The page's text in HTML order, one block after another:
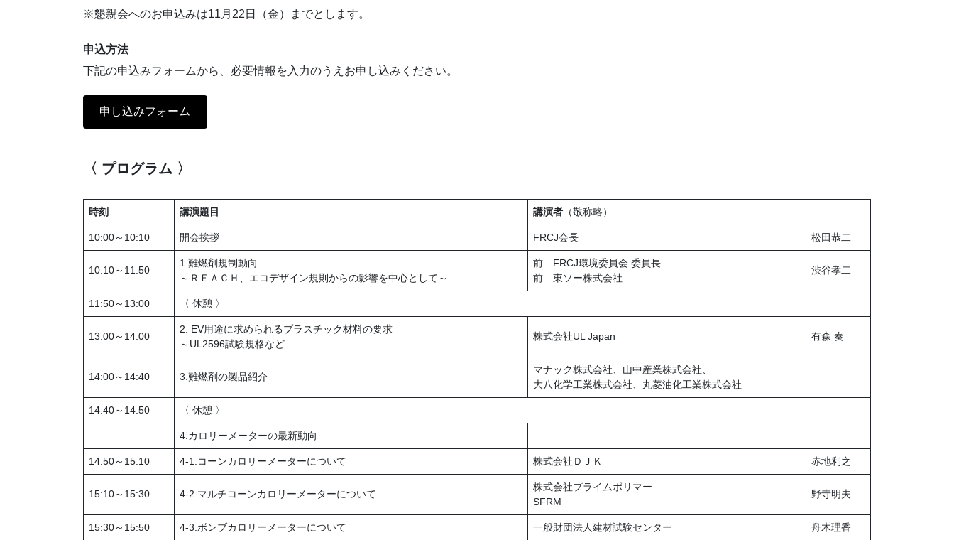
※懇親会へのお申込みは11月22日（金）までとします。
申込方法
下記の申込みフォームから、必要情報を入力のうえお申し込みください。
申し込みフォーム
〈 プログラム 〉
時刻 講演題目 講演者 （敬称略）
10:00～10:10 開会挨拶 FRCJ会長 松田恭二
10:10～11:50
1.難燃剤規制動向
～ＲＥＡＣＨ、エコデザイン規則からの影響を中心として～
前 FRCJ環境委員会 委員長
前 東ソー株式会社
渋谷孝二
11:50～13:00 〈 休憩 〉
13:00～14:00
2. EV用途に求められるプラスチック材料の要求
～UL2596試験規格など
株式会社UL Japan 有森 奏
14:00～14:40 3.難燃剤の製品紹介
マナック株式会社、山中産業株式会社、
大八化学工業株式会社、丸菱油化工業株式会社
14:40～14:50 〈 休憩 〉
4.カロリーメーターの最新動向
14:50～15:10 4-1.コーンカロリーメーターについて 株式会社ＤＪＫ 赤地利之
15:10～15:30 4-2.マルチコーンカロリーメーターについて
株式会社プライムポリマー
SFRM
野寺明夫
15:30～15:50 4-3.ボンブカロリーメーターについて 一般財団法人建材試験センター 舟木理香